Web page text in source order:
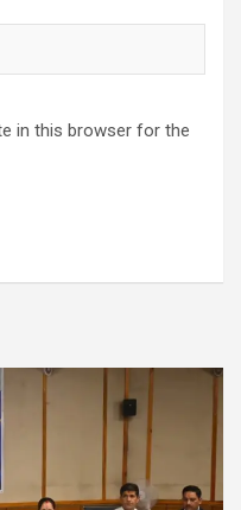
in this browser for the